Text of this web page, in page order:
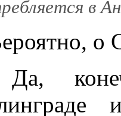
в
о